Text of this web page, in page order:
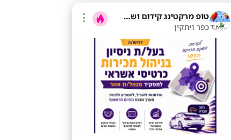
טופ מרקטינג קידום ושיווק בע"מ
כפר ויתקין